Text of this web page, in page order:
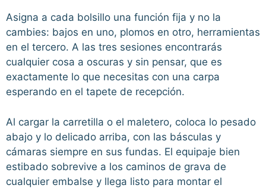
Asigna a cada bolsillo una función fija y no la
cambies: bajos en uno, plomos en otro, herramientas
en el tercero. A las tres sesiones encontrarás
cualquier cosa a oscuras y sin pensar, que es
exactamente lo que necesitas con una carpa
esperando en el tapete de recepción.
Al cargar la carretilla o el maletero, coloca lo pesado
abajo y lo delicado arriba, con las básculas y
cámaras siempre en sus fundas. El equipaje bien
estibado sobrevive a los caminos de grava de
cualquier embalse y llega listo para montar el